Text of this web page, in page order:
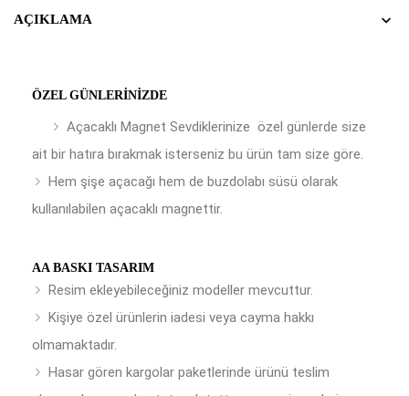
AÇIKLAMA
ÖZEL GÜNLERINIZDE
Açacaklı Magnet Sevdiklerinize özel günlerde size
ait bir hatıra bırakmak isterseniz bu ürün tam size göre.
Hem şişe açacağı hem de buzdolabı süsü olarak
kullanılabilen açacaklı magnettir.
AA BASKI TASARIM
Resim ekleyebileceğiniz modeller mevcuttur.
Kişiye özel ürünlerin iadesi veya cayma hakkı
olmamaktadır.
Hasar gören kargolar paketlerinde ürünü teslim